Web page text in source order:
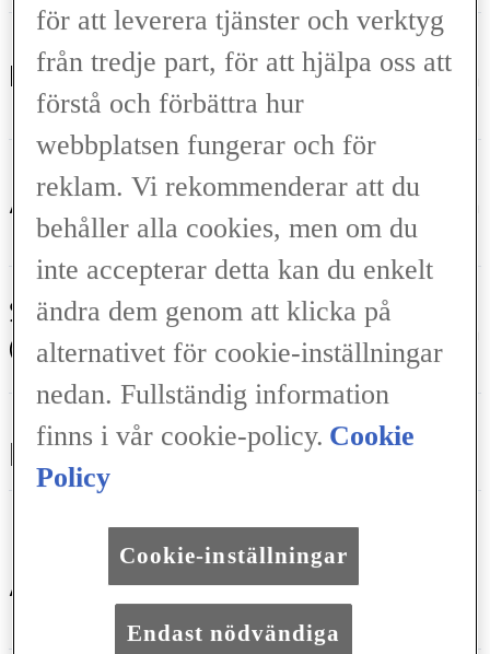
Höjd (mm) 1560 mm
Axelavstånd (mm) 2580 mm
Spårvidd fram
(mm)
1570 mm
INTERIÖRA DIMENSIONER
Antal säten
för att leverera tjänster och verktyg
från tredje part, för att hjälpa oss att
förstå och förbättra hur
webbplatsen fungerar och för
reklam. Vi rekommenderar att du
behåller alla cookies, men om du
inte accepterar detta kan du enkelt
ändra dem genom att klicka på
alternativet för cookie-inställningar
nedan. Fullständig information
finns i vår cookie-policy. Cookie
Policy
Cookie-inställningar
Endast nödvändiga